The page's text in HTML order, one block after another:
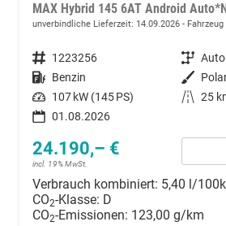
unverbindliche Lieferzeit: 14.09.2026
Fahrzeugnummer 1223256 Getriebe
Kraftstoff Benzin Außenfarbe
Leistung 107 kW (145 PS) Kilometerstand 25
01.08.2026
24.190,– €
incl. 19% MwSt.
Verbrauch kombiniert: 5,40 l/
CO2-Klasse: D
CO2-Emissionen: 123,00 g/km